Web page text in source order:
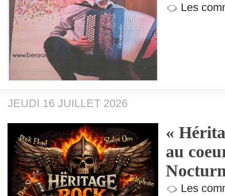
Les
JEUDI 16 JUILLET 2026
«
au
Les